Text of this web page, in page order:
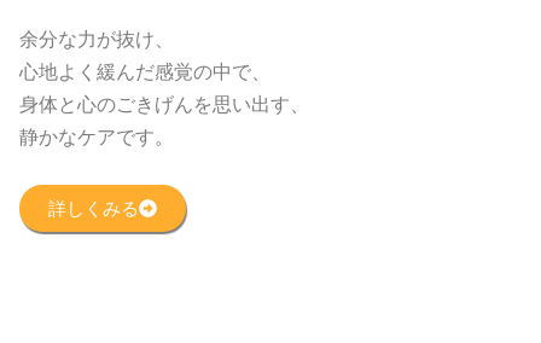
余分な力が抜け、
心地よく緩んだ感覚の中で、
身体と心のごきげんを思い出す、
静かなケアです。
詳しくみる